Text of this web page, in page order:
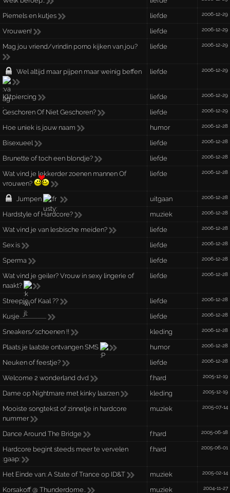
Piemels en kutjes liefde 2006-12-29
Vrouwen! liefde 2006-12-29
Mag jou vriend/vrindin porno kijken van jou? liefde 2006-12-29
Wel altijd maar pijpen maar weinig beffen liefde 2006-12-29
Klitpiercing liefde 2006-12-29
Geschoren Of Niet Geschoren? liefde 2006-12-29
Hoe uniek is jouw naam humor 2006-12-28
Bisexueel liefde 2006-12-28
Brunette of toch een blondje? liefde 2006-12-28
Wat vind je lekkerder zoenen mannen Of
vrouwen?
liefde 2006-12-28
Jumpen uitgaan 2006-12-28
Hardstyle of Hardcore? muziek 2006-12-28
Wat vind je van lesbische meiden? liefde 2006-12-28
Sex is liefde 2006-12-28
Sperma liefde 2006-12-28
Wat vind je geiler? Vrouw in sexy lingerie of
naakt?
liefde 2006-12-28
Streepje of Kaal ?? liefde 2006-12-28
Kusje.......................... liefde 2006-12-28
Sneakers/schoenen !! kleding 2006-12-28
Plaats je laatste ontvangen SMS humor 2006-12-28
Neuken of feestje? liefde 2006-12-28
Welcome 2 wonderland dvd f:hard 2005-12-19
Dame op Nightmare met kinky laarzen kleding 2005-12-19
Mooiste songtekst of zinnetje in hardcore
nummer
muziek 2005-07-14
Dance Around The Bridge f:hard 2005-06-18
Hardcore begint steeds meer te vervelen
:gaap:
f:hard 2005-06-01
Het Einde van: A State of Trance op ID&T muziek 2005-02-14
Korsakoff @ Thunderdome.. muziek 2004-11-27